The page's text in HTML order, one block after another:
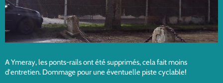
A Ymeray, les ponts-rails ont été supprimés, cela fait moins
d'entretien. Dommage pour une éventuelle piste cyclable!